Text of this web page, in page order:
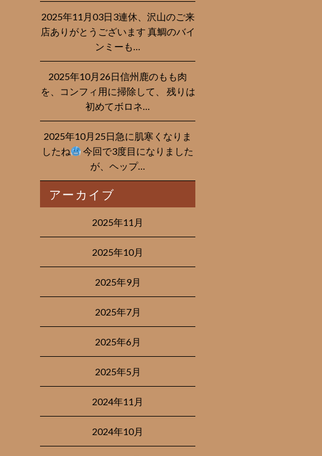
2025年11月03日3連休、沢山のご来
店ありがとうございます 真鯛のバイ
ンミーも…
2025年10月26日信州鹿のもも肉
を、コンフィ用に掃除して、 残りは
初めてボロネ…
2025年10月25日急に肌寒くなりま
したね
今回で3度目になりました
が、ヘップ…
アーカイブ
2025年11月
2025年10月
2025年9月
2025年7月
2025年6月
2025年5月
2024年11月
2024年10月